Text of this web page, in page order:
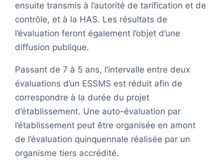
ensuite transmis à l’autorité de tarification et de
contrôle, et à la HAS. Les résultats de
l’évaluation feront également l’objet d’une
diffusion publique.
Passant de 7 à 5 ans, l’intervalle entre deux
évaluations d’un ESSMS est réduit afin de
correspondre à la durée du projet
d’établissement. Une auto-évaluation par
l’établissement peut être organisée en amont
de l’évaluation quinquennale réalisée par un
organisme tiers accrédité.